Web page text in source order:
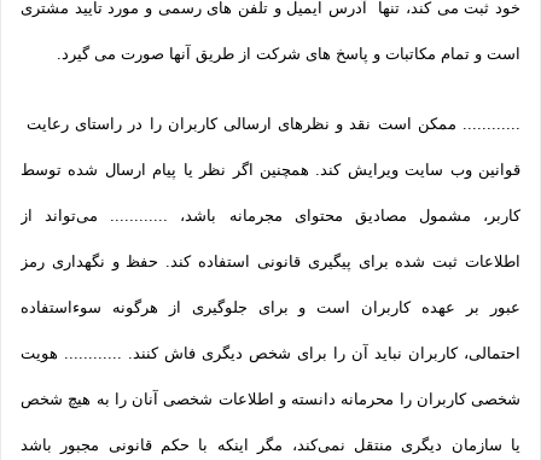
خود ثبت می­ کند، تنها آدرس ایمیل و تلفن­ های رسمی و مورد تایید مشتری
است و تمام مکاتبات و پاسخ های شرکت از طریق آنها صورت می گیرد.
............ ممکن است نقد و نظرهای ارسالی کاربران را در راستای رعایت
قوانین وب سایت ویرایش کند. همچنین اگر نظر یا پیام ارسال شده توسط
کاربر، مشمول مصادیق محتوای مجرمانه باشد، ............ می‌تواند از
اطلاعات ثبت شده برای پیگیری قانونی استفاده کند. حفظ و نگهداری رمز
عبور بر عهده کاربران است و برای جلوگیری از هرگونه سوءاستفاده
احتمالی، کاربران نباید آن را برای شخص دیگری فاش کنند. ............ هویت
شخصی کاربران را محرمانه دانسته و اطلاعات شخصی آنان را به هیچ شخص
یا سازمان دیگری منتقل نمی‌کند، مگر اینکه با حکم قانونی مجبور باشد